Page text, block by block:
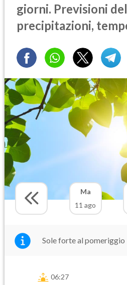
giorni. Previsioni
precipitazioni,
Ma
11 ago
Sole forte al pomeriggio
06:27